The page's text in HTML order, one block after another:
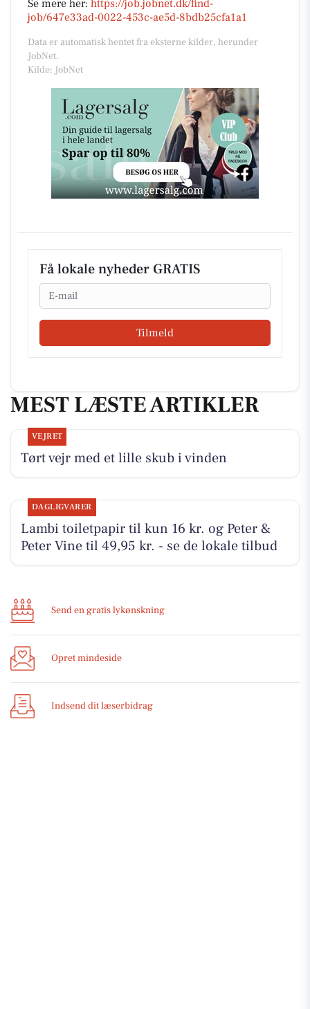
Se mere her: https://job.jobnet.dk/find-
job/647e33ad-0022-453c-ae5d-8bdb25cfa1a1
Data er automatisk hentet fra eksterne kilder, herunder
JobNet.
Kilde: JobNet
Få lokale nyheder GRATIS
Email
Tilmeld
MEST LÆSTE ARTIKLER
VEJRET
Tørt vejr med et lille skub i vinden
DAGLIGVARER
Lambi toiletpapir til kun 16 kr. og Peter &
Peter Vine til 49,95 kr. - se de lokale tilbud
Send en gratis lykønskning
Opret mindeside
Indsend dit læserbidrag